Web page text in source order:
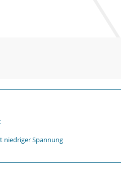
niedriger Spannung